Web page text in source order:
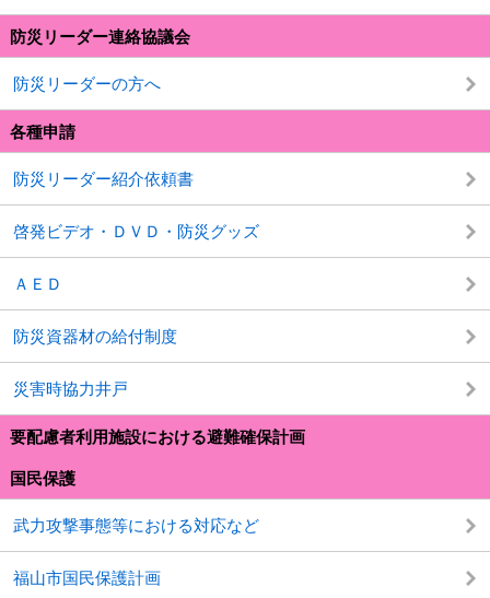
防災リーダー連絡協議会
防災リーダーの方へ
各種申請
防災リーダー紹介依頼書
啓発ビデオ・ＤＶＤ・防災グッズ
ＡＥＤ
防災資器材の給付制度
災害時協力井戸
要配慮者利用施設における避難確保計画
国民保護
武力攻撃事態等における対応など
福山市国民保護計画